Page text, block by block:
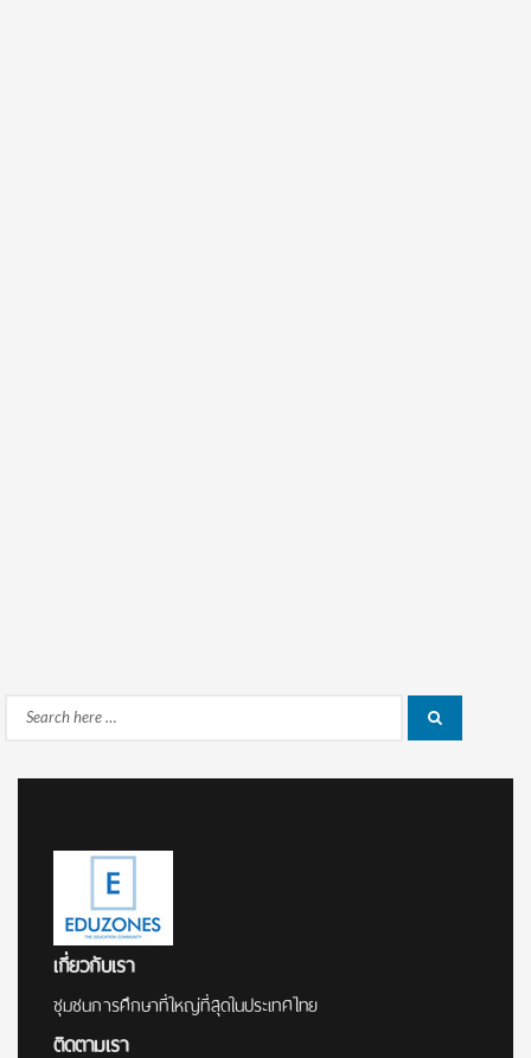
Search
เกี่ยวกับเรา
ชุมชนการศึกษาที่ใหญ่ที่สุดในประเทศไทย
ติดตามเรา